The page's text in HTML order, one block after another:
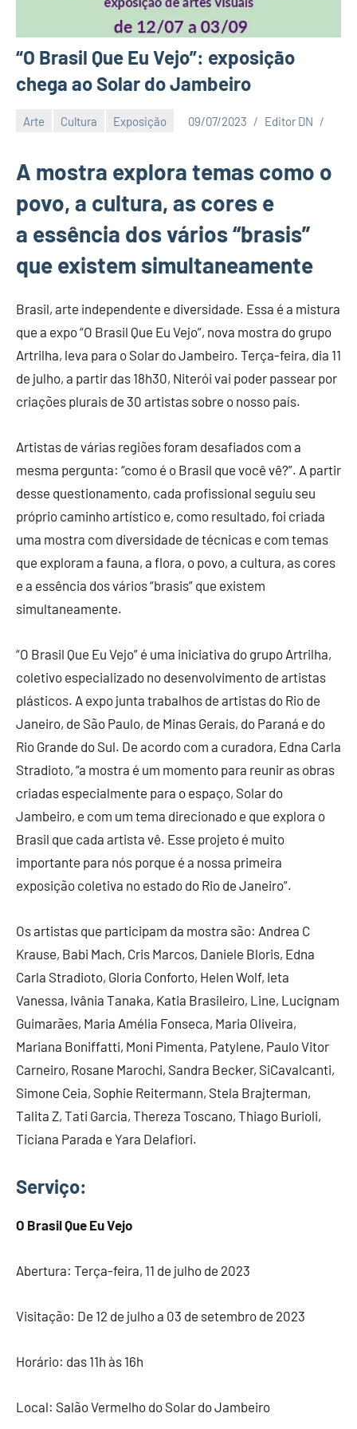
“O Brasil Que Eu Vejo”: exposição
chega ao Solar do Jambeiro
Arte Cultura Exposição 09/07/2023 Editor DN
A mostra explora temas como o
povo, a cultura, as cores e
a essência dos vários “brasis”
que existem simultaneamente
Brasil, arte independente e diversidade. Essa é a mistura
que a expo “O Brasil Que Eu Vejo”, nova mostra do grupo
Artrilha, leva para o Solar do Jambeiro. Terça-feira, dia 11
de julho, a partir das 18h30, Niterói vai poder passear por
criações plurais de 30 artistas sobre o nosso país.
Artistas de várias regiões foram desafiados com a
mesma pergunta: “como é o Brasil que você vê?”. A partir
desse questionamento, cada profissional seguiu seu
próprio caminho artístico e, como resultado, foi criada
uma mostra com diversidade de técnicas e com temas
que exploram a fauna, a flora, o povo, a cultura, as cores
e a essência dos vários “brasis” que existem
simultaneamente.
“O Brasil Que Eu Vejo” é uma iniciativa do grupo Artrilha,
coletivo especializado no desenvolvimento de artistas
plásticos. A expo junta trabalhos de artistas do Rio de
Janeiro, de São Paulo, de Minas Gerais, do Paraná e do
Rio Grande do Sul. De acordo com a curadora, Edna Carla
Stradioto, “a mostra é um momento para reunir as obras
criadas especialmente para o espaço, Solar do
Jambeiro, e com um tema direcionado e que explora o
Brasil que cada artista vê. Esse projeto é muito
importante para nós porque é a nossa primeira
exposição coletiva no estado do Rio de Janeiro”.
Os artistas que participam da mostra são: Andrea C
Krause, Babi Mach, Cris Marcos, Daniele Bloris, Edna
Carla Stradioto, Gloria Conforto, Helen Wolf, Ieta
Vanessa, Ivânia Tanaka, Katia Brasileiro, Line, Lucignam
Guimarães, Maria Amélia Fonseca, Maria Oliveira,
Mariana Boniffatti, Moni Pimenta, Patylene, Paulo Vitor
Carneiro, Rosane Marochi, Sandra Becker, SiCavalcanti,
Simone Ceia, Sophie Reitermann, Stela Brajterman,
Talita Z, Tati Garcia, Thereza Toscano, Thiago Burioli,
Ticiana Parada e Yara Delafiori.
Serviço:
O Brasil Que Eu Vejo
Abertura: Terça-feira, 11 de julho de 2023
Visitação: De 12 de julho a 03 de setembro de 2023
Horário: das 11h às 16h
Local: Salão Vermelho do Solar do Jambeiro